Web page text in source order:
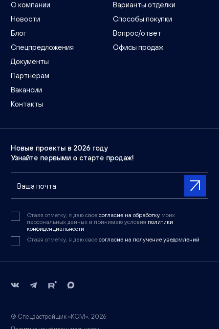
О компании
Новости
Блог
Спецпредложения
Документы
Партнерам
Вакансии
Контакты
Варианты отделки
Способы покупки
Вопрос/ответ
Офисы продаж
Новые проекты в 2026 году
Узнайте первыми о старте продаж!
Ставя отметку, я даю свое согласие на обработку моих
персональных данных и принимаю условия политики
конфиденциальности
Ставя отметку, я даю свое согласие на получение уведомлений
® Спецзастройщик «КСМ», 2026